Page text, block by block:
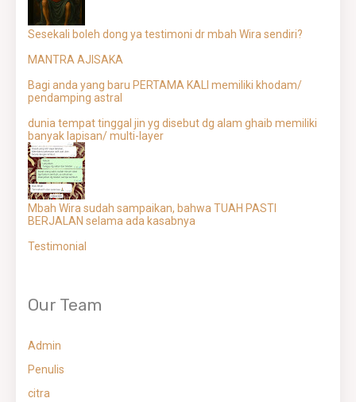
Sesekali boleh dong ya testimoni dr mbah Wira sendiri?
MANTRA AJISAKA
Bagi anda yang baru PERTAMA KALI memiliki khodam/
pendamping astral
dunia tempat tinggal jin yg disebut dg alam ghaib memiliki
banyak lapisan/ multi-layer
Mbah Wira sudah sampaikan, bahwa TUAH PASTI
BERJALAN selama ada kasabnya
Testimonial
Our Team
Admin
Penulis
citra